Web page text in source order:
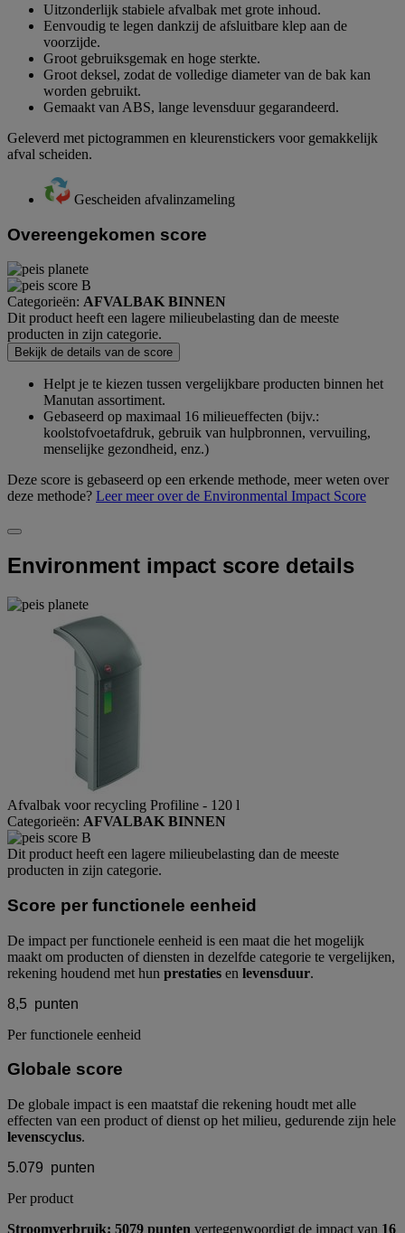
Uitzonderlijk stabiele afvalbak met grote inhoud.
Eenvoudig te legen dankzij de afsluitbare klep aan de
voorzijde.
Groot gebruiksgemak en hoge sterkte.
Groot deksel, zodat de volledige diameter van de bak kan
worden gebruikt.
Gemaakt van ABS, lange levensduur gegarandeerd.
Geleverd met pictogrammen en kleurenstickers voor gemakkelijk
afval scheiden.
Gescheiden afvalinzameling
Overeengekomen score
Categorieën: AFVALBAK BINNEN
Dit product heeft een lagere milieubelasting dan de meeste
producten in zijn categorie.
Bekijk de details van de score
Helpt je te kiezen tussen vergelijkbare producten binnen het
Manutan assortiment.
Gebaseerd op maximaal 16 milieueffecten (bijv.:
koolstofvoetafdruk, gebruik van hulpbronnen, vervuiling,
menselijke gezondheid, enz.)
Deze score is gebaseerd op een erkende methode, meer weten over
deze methode? Leer meer over de Environmental Impact Score
Environment impact score details
Afvalbak voor recycling Profiline - 120 l
Categorieën: AFVALBAK BINNEN
Dit product heeft een lagere milieubelasting dan de meeste
producten in zijn categorie.
Score per functionele eenheid
De impact per functionele eenheid is een maat die het mogelijk
maakt om producten of diensten in dezelfde categorie te vergelijken,
rekening houdend met hun prestaties en levensduur.
8,5 punten
Per functionele eenheid
Globale score
De globale impact is een maatstaf die rekening houdt met alle
effecten van een product of dienst op het milieu, gedurende zijn hele
levenscyclus.
5.079 punten
Per product
Stroomverbruik: 5079 punten vertegenwoordigt de impact van 16